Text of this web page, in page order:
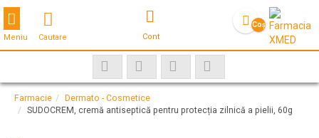
Cautare Cont
Coş
Toggle navigation
Meniu
Farmacie
Dermato - Cosmetice
SUDOCREM, cremă antiseptică pentru protecția zilnică a pielii, 60g